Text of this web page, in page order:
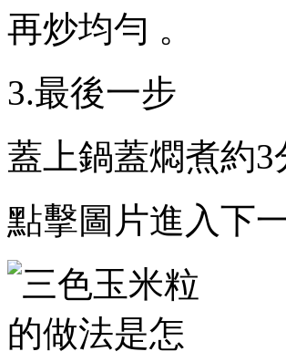
再炒均勻 。
3.最後一步
蓋上鍋蓋燜煮約3分
點擊圖片進入下